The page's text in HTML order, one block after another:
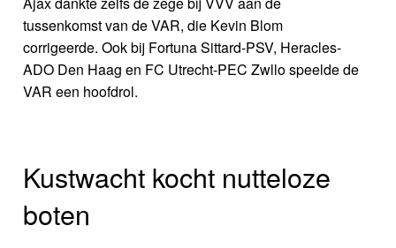
tussenkomst van de VAR, die Kevin Blom
corrigeerde. Ook bij Fortuna Sittard-PSV, Heracles-
ADO Den Haag en FC Utrecht-PEC Zwllo speelde de
VAR een hoofdrol.
Kustwacht kocht nutteloze
boten